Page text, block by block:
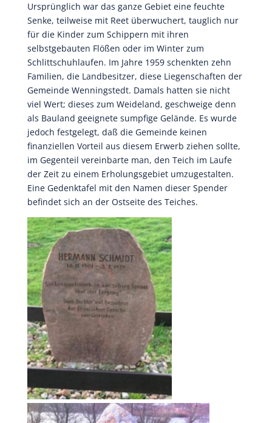
Ursprünglich war das ganze Gebiet eine feuchte
Senke, teilweise mit Reet überwuchert, tauglich nur
für die Kinder zum Schippern mit ihren
selbstgebauten Flößen oder im Winter zum
Schlittschuhlaufen. Im Jahre 1959 schenkten zehn
Familien, die Landbesitzer, diese Liegenschaften der
Gemeinde Wenningstedt. Damals hatten sie nicht
viel Wert; dieses zum Weideland, geschweige denn
als Bauland geeignete sumpfige Gelände. Es wurde
jedoch festgelegt, daß die Gemeinde keinen
finanziellen Vorteil aus diesem Erwerb ziehen sollte,
im Gegenteil vereinbarte man, den Teich im Laufe
der Zeit zu einem Erholungsgebiet umzugestalten.
Eine Gedenktafel mit den Namen dieser Spender
befindet sich an der Ostseite des Teiches.